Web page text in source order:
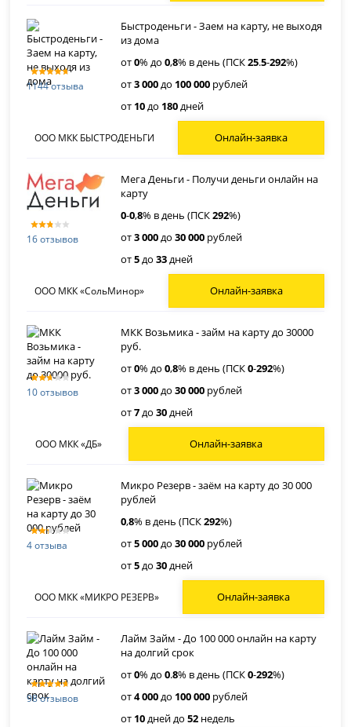
1144 отзыва
Быстроденьги - Заем на карту, не выходя
из дома
от0% до0,8% в день (ПСК25.5-292%)
от3 000до 100 000 рублей
от 10до 180дней
ООО МКК БЫСТРОДЕНЬГИ Онлайн-заявка
16 отзывов
Мега Деньги - Получи деньги онлайн на
карту
0-0,8% в день (ПСК292%)
от3 000до30 000 рублей
от5до33дней
ООО МКК «СольМинор» Онлайн-заявка
10 отзывов
МКК Возьмика - займ на карту до 30000
руб.
от0% до0,8% в день (ПСК0-292%)
от3 000до30 000 рублей
от7до30дней
ООО МКК «ДБ» Онлайн-заявка
4 отзыва
Микро Резерв - заём на карту до 30 000
рублей
0,8% в день (ПСК292%)
от5 000до30 000 рублей
от5до30дней
ООО МКК «МИКРО РЕЗЕРВ» Онлайн-заявка
98 отзывов
Лайм Займ - До 100 000 онлайн на карту
на долгий срок
от0% до0.8% в день (ПСК0-292%)
от4 000до 100 000 рублей
от 10дней до52 недель